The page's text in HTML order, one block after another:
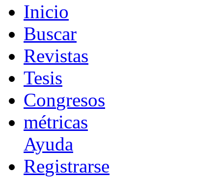
Inicio
Buscar
Revistas
Tesis
Congresos
métricas
Ayuda
Registrarse